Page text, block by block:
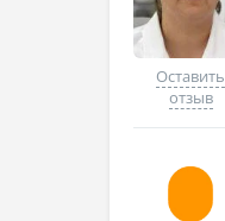
Оставить
отзыв